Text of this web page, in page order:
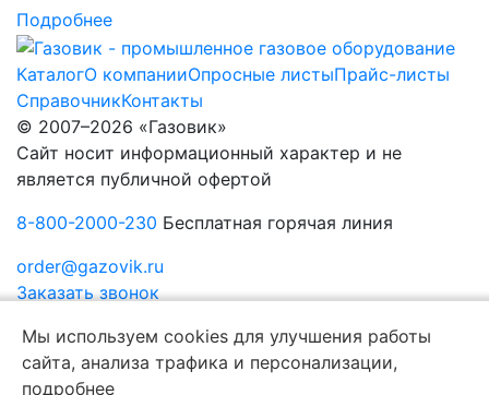
Подробнее
КаталогО компанииОпросные листыПрайс-листы
СправочникКонтакты
© 2007–2026 «Газовик»
Сайт носит информационный характер и не
является публичной офертой
8-800-2000-230 Бесплатная горячая линия
order@gazovik.ru
Заказать звонок
Мы используем cookies для улучшения работы
сайта, анализа трафика и персонализации,
подробнее